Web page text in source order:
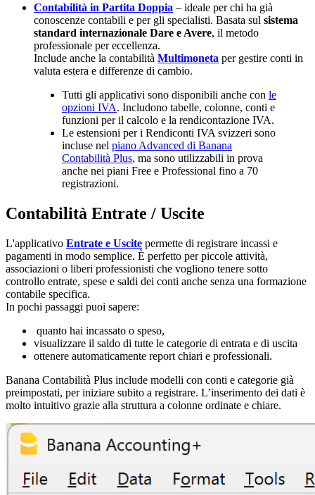
Contabilità in Partita Doppia – ideale per chi ha già
conoscenze contabili e per gli specialisti. Basata sul sistema
standard internazionale Dare e Avere, il metodo
professionale per eccellenza.
Include anche la contabilità Multimoneta per gestire conti in
valuta estera e differenze di cambio.
Tutti gli applicativi sono disponibili anche con le
opzioni IVA. Includono tabelle, colonne, conti e
funzioni per il calcolo e la rendicontazione IVA.
Le estensioni per i Rendiconti IVA svizzeri sono
incluse nel piano Advanced di Banana
Contabilità Plus, ma sono utilizzabili in prova
anche nei piani Free e Professional fino a 70
registrazioni.
Contabilità Entrate / Uscite
L'applicativo Entrate e Uscite permette di registrare incassi e
pagamenti in modo semplice. È perfetto per piccole attività,
associazioni o liberi professionisti che vogliono tenere sotto
controllo entrate, spese e saldi dei conti anche senza una formazione
contabile specifica.
In pochi passaggi puoi sapere:
quanto hai incassato o speso,
visualizzare il saldo di tutte le categorie di entrata e di uscita
ottenere automaticamente report chiari e professionali.
Banana Contabilità Plus include modelli con conti e categorie già
preimpostati, per iniziare subito a registrare. L’inserimento dei dati è
molto intuitivo grazie alla struttura a colonne ordinate e chiare.